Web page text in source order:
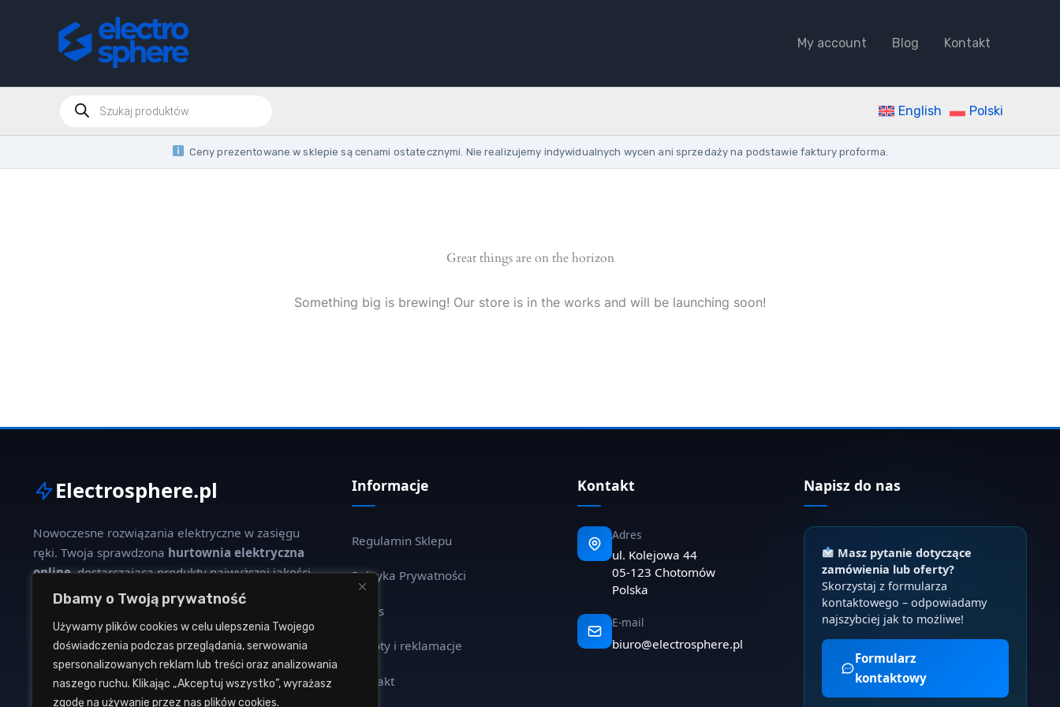
Dbamy o Twoją prywatność
Używamy plików cookies w celu ulepszenia Twojego
doświadczenia podczas przeglądania, serwowania
spersonalizowanych reklam lub treści oraz analizowania
naszego ruchu. Klikając „Akceptuj wszystko”, wyrażasz
zgodę na używanie przez nas plików cookies.
My account Blog Kontakt
Products
search
English Polski
Ceny prezentowane w sklepie są cenami ostatecznymi. Nie realizujemy indywidualnych wycen ani sprzedaży na podstawie faktury proforma.
Great things are on the horizon
Something big is brewing! Our store is in the works and will be launching soon!
Electrosphere.pl
Nowoczesne rozwiązania elektryczne w zasięgu
ręki. Twoja sprawdzona hurtownia elektryczna
online, dostarczająca produkty najwyższej jakości
dla profesjonalistów i klientów indywidualnych.
W naszej ofercie znajdziesz szeroki wybór kabli,
oświetlenia, aparatury modułowej oraz osprzętu
instalacyjnego od renomowanych producentów.
Informacje
Regulamin Sklepu
Polityka Prywatności
O nas
Zwroty i reklamacje
Kontakt
Kontakt
Adres
ul. Kolejowa 44
05-123 Chotomów
Polska
E-mail
biuro@electrosphere.pl
Napisz do nas
Masz pytanie dotyczące
zamówienia lub oferty?
Skorzystaj z formularza
kontaktowego – odpowiadamy
najszybciej jak to możliwe!
Formularz
kontaktowy
TUBE
GROUND
FI110/94
quantity